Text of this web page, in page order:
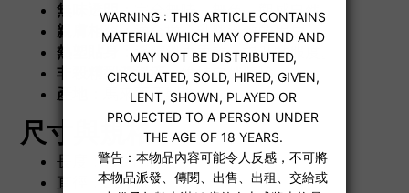
無味透明：完全無味、無色，觀感自然。
親膚相容：適合擔心乳膠過敏的用戶。
熱塑貼身：遇體溫更柔軟，提升貼服度。
非殺精型潤滑液：維持自然體驗。
產地：
馬來西亞製造。
尺寸與規格
長度：190 mm
直徑：38 mm